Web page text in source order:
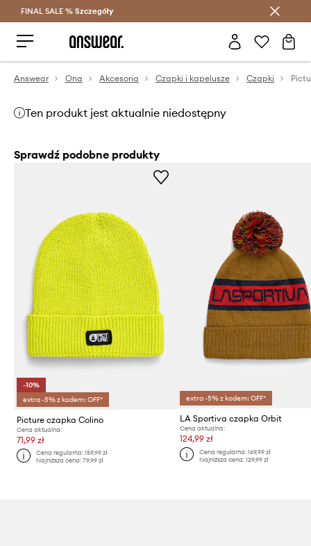
Oszczędzaj z Answear Club >
FINAL SALE % Szczegóły
Answear Ona Akcesoria Czapki i kapelusze Czapki
Ten produkt jest aktualnie niedostępny
Sprawdź podobne produkty
-10%
extra -5% z kodem: OFF*
Picture czapka Colino
Cena aktualna:
71,99 zł
Cena regularna:159,99 zł
Najniższa cena:79,99 zł
extra -5% z kodem: OFF*
LA Sportiva czapka Orbit
Cena aktualna:
124,99 zł
Cena regularna: 169,99 zł
Najniższa cena: 129,99 zł